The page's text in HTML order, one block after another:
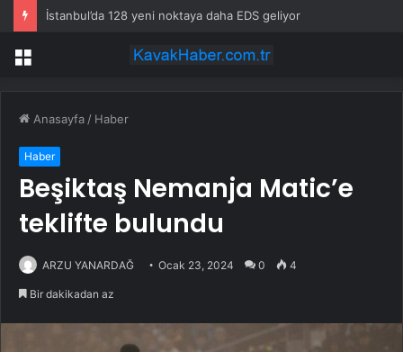
İstanbul’da 128 yeni noktaya daha EDS geliyor
Menü
Anasayfa / Haber
Haber
Beşiktaş Nemanja Matic’e
teklifte bulundu
ARZU YANARDAĞ Ocak 23, 2024 0 4
Bir dakikadan az